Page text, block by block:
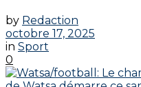
by Redaction
octobre 17, 2025
in Sport
0